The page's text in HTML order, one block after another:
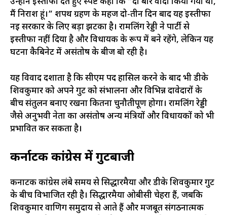
मैं निराश हूं।” शपथ ग्रहण के महज दो-तीन दिन बाद यह इस्तीफा
नई सरकार के लिए बड़ा झटका है। रामलिंग रेड्डी ने पार्टी से
इस्तीफा नहीं दिया है और विधायक के रूप में बने रहेंगे, लेकिन यह
घटना कैबिनेट में असंतोष के बीज बो रही है।
यह विवाद दर्शाता है कि सीएम पद हासिल करने के बाद भी डीके
शिवकुमार को अपने गुट को संभालना और विभिन्न दावेदारों के
बीच संतुलन बनाए रखना कितना चुनौतीपूर्ण होगा। रामलिंग रेड्डी
जैसे अनुभवी नेता का असंतोष अन्य मंत्रियों और विधायकों को भी
प्रभावित कर सकता है।
कर्नाटक कांग्रेस में गुटबाजी
कर्नाटक कांग्रेस लंबे समय से सिद्धारमैया और डीके शिवकुमार गुट
के बीच विभाजित रही है। सिद्धारमैया ओबीसी चेहरा हैं, जबकि
शिवकुमार वाणिग समुदाय से आते हैं और मजबूत संगठनात्मक